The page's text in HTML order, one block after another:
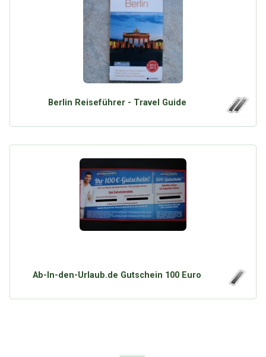
Berlin Reiseführer - Travel Guide
Ab-In-den-Urlaub.de Gutschein 100 Euro